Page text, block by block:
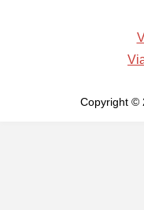
Copyright ©